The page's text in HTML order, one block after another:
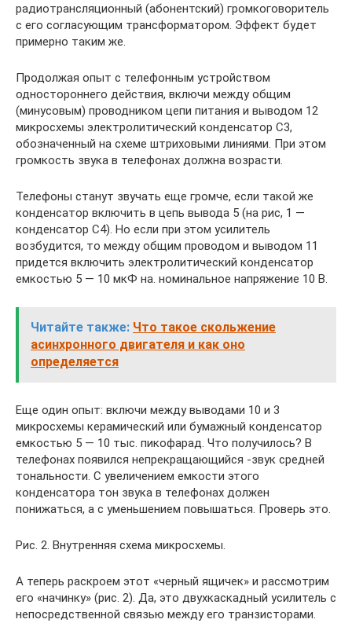
радиотрансляционный (абонентский) громкоговоритель
с его согласующим трансформатором. Эффект будет
примерно таким же.
Продолжая опыт с телефонным устройством
одностороннего действия, включи между общим
(минусовым) проводником цепи питания и выводом 12
микросхемы электролитический конденсатор C3,
обозначенный на схеме штриховыми линиями. При этом
громкость звука в телефонах должна возрасти.
Телефоны станут звучать еще громче, если такой же
конденсатор включить в цепь вывода 5 (на рис, 1 —
конденсатор С4). Но если при этом усилитель
возбудится, то между общим проводом и выводом 11
придется включить электролитический конденсатор
емкостью 5 — 10 мкФ на. номинальное напряжение 10 В.
Читайте также: Что такое скольжение
асинхронного двигателя и как оно
определяется
Еще один опыт: включи между выводами 10 и 3
микросхемы керамический или бумажный конденсатор
емкостью 5 — 10 тыс. пикофарад. Что получилось? В
телефонах появился непрекращающийся -звук средней
тональности. С увеличением емкости этого
конденсатора тон звука в телефонах должен
понижаться, а с уменьшением повышаться. Проверь это.
Рис. 2. Внутренняя схема микросхемы.
А теперь раскроем этот «черный ящичек» и рассмотрим
его «начинку» (рис. 2). Да, это двухкаскадный усилитель с
непосредственной связью между его транзисторами.